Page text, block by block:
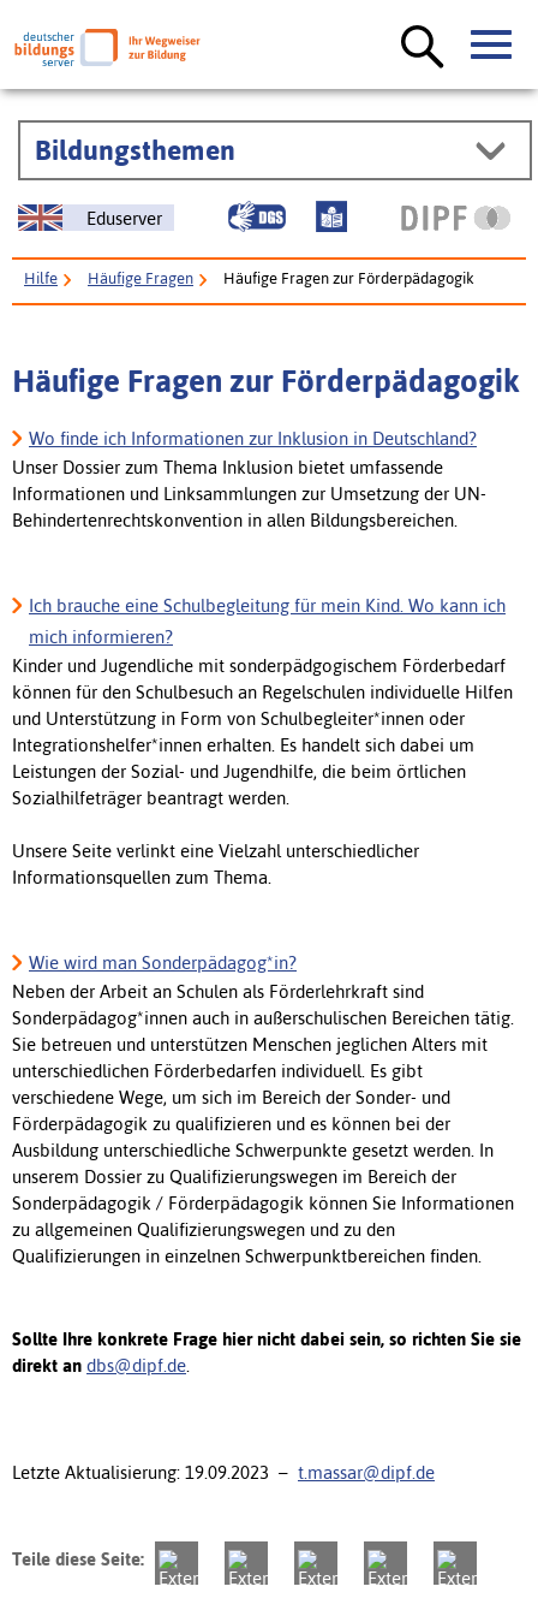
Bildungsthemen
Eduserver
Hilfe Häufige Fragen Häufige Fragen zur Förderpädagogik
Häufige Fragen zur Förderpädagogik
Wo finde ich Informationen zur Inklusion in Deutschland?
Unser Dossier zum Thema Inklusion bietet umfassende
Informationen und Linksammlungen zur Umsetzung der UN-
Behindertenrechtskonvention in allen Bildungsbereichen.
Ich brauche eine Schulbegleitung für mein Kind. Wo kann ich
mich informieren?
Kinder und Jugendliche mit sonderpädgogischem Förderbedarf
können für den Schulbesuch an Regelschulen individuelle Hilfen
und Unterstützung in Form von Schulbegleiter*innen oder
Integrationshelfer*innen erhalten. Es handelt sich dabei um
Leistungen der Sozial- und Jugendhilfe, die beim örtlichen
Sozialhilfeträger beantragt werden.
Unsere Seite verlinkt eine Vielzahl unterschiedlicher
Informationsquellen zum Thema.
Wie wird man Sonderpädagog*in?
Neben der Arbeit an Schulen als Förderlehrkraft sind
Sonderpädagog*innen auch in außerschulischen Bereichen tätig.
Sie betreuen und unterstützen Menschen jeglichen Alters mit
unterschiedlichen Förderbedarfen individuell. Es gibt
verschiedene Wege, um sich im Bereich der Sonder- und
Förderpädagogik zu qualifizieren und es können bei der
Ausbildung unterschiedliche Schwerpunkte gesetzt werden. In
unserem Dossier zu Qualifizierungswegen im Bereich der
Sonderpädagogik / Förderpädagogik können Sie Informationen
zu allgemeinen Qualifizierungswegen und zu den
Qualifizierungen in einzelnen Schwerpunktbereichen finden.
Sollte Ihre konkrete Frage hier nicht dabei sein, so richten Sie sie
direkt an dbs@dipf.de
Letzte Aktualisierung: 19.09.2023 – t.massar@dipf.de
Teile diese Seite: